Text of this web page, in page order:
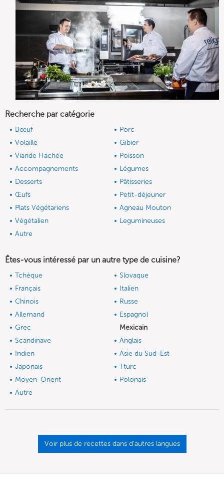
Recherche par catégorie
Bœuf
Porc
Volaille
Gibier
Viande Hachée
Poisson
Accompagnements
Légumes
Desserts
Pâtisseries
Œufs
Petit-déjeuner
Plats Végétariens
Agneau Mouton
Végétalien
Legumineuses
Autre
Êtes-vous intéressé par un autre type de cuisine?
Tchèque
Slovaque
Français
Italien
Chinois
Russe
Allemand
Espagnol
Grec
Mexicain
Scandinave
Anglais
Indien
Asie du Sud-Est
Japonais
Tturc
Moyen-Orient
Polonais
Autre
Voir plus de recettes dans d'autres langues